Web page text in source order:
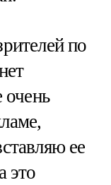
по
очень
ее
это